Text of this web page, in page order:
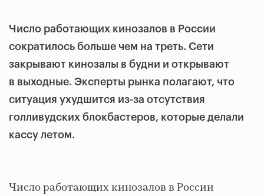
Число работающих кинозалов в России
сократилось больше чем на треть. Сети
закрывают кинозалы в будни и открывают
в выходные. Эксперты рынка полагают, что
ситуация ухудшится из-за отсутствия
голливудских блокбастеров, которые делали
кассу летом.
Число работающих кинозалов в России